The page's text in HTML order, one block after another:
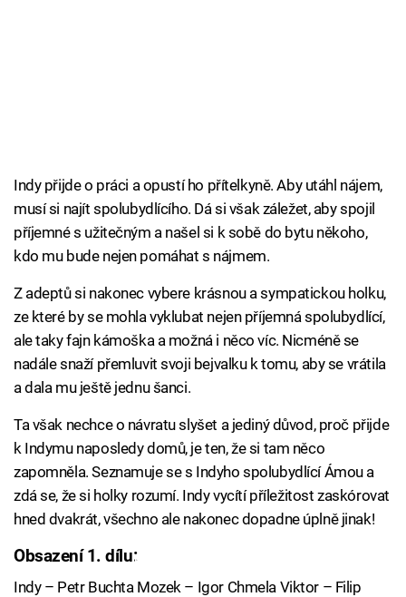
Indy přijde o práci a opustí ho přítelkyně. Aby utáhl nájem,
musí si najít spolubydlícího. Dá si však záležet, aby spojil
příjemné s užitečným a našel si k sobě do bytu někoho,
kdo mu bude nejen pomáhat s nájmem.
Z adeptů si nakonec vybere krásnou a sympatickou holku,
ze které by se mohla vyklubat nejen příjemná spolubydlící,
ale taky fajn kámoška a možná i něco víc. Nicméně se
nadále snaží přemluvit svoji bejvalku k tomu, aby se vrátila
a dala mu ještě jednu šanci.
Ta však nechce o návratu slyšet a jediný důvod, proč přijde
k Indymu naposledy domů, je ten, že si tam něco
zapomněla. Seznamuje se s Indyho spolubydlící Ámou a
zdá se, že si holky rozumí. Indy vycítí příležitost zaskórovat
hned dvakrát, všechno ale nakonec dopadne úplně jinak!
Failed to fetch
Obsazení 1. dílu:
Indy – Petr Buchta Mozek – Igor Chmela Viktor – Filip